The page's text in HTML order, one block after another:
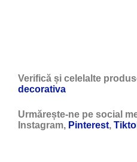
Verifică și celelalte
decorativa
Urmărește-ne pe social
Instagram, Pinterest,